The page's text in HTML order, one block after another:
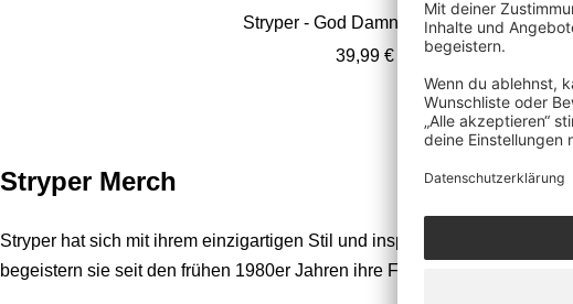
Stryper - God Damn Evil - Vinyl
Angebotspreis
39,99 €
Stryper Merch
Stryper hat sich mit ihrem einzigartigen Stil und inspirierenden
begeistern sie seit den frühen 1980er Jahren ihre Fans. Bei AFM